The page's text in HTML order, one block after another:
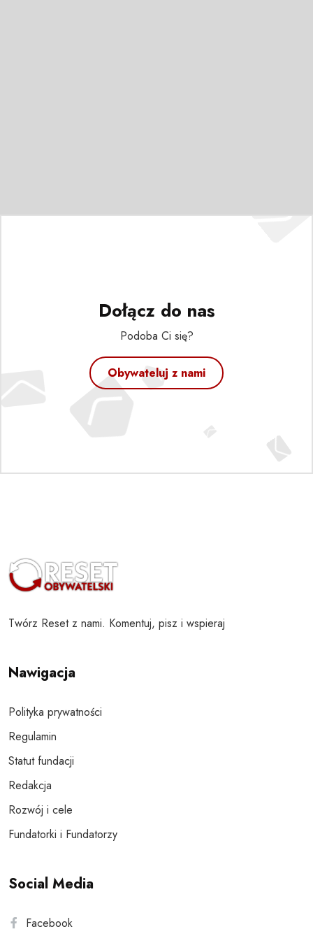
Dołącz do nas
Podoba Ci się?
Obywateluj z nami
Twórz Reset z nami. Komentuj, pisz i wspieraj
Nawigacja
Polityka prywatności
Regulamin
Statut fundacji
Redakcja
Rozwój i cele
Fundatorki i Fundatorzy
Social Media
Facebook